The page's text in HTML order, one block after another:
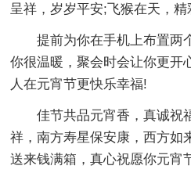
呈祥，岁岁平安;飞猴在天，精
提前为你在手机上布置两
你很温暖，聚会时会让你更开
人在元宵节更快乐幸福!
佳节共品元宵香，真诚祝
祥，南方寿星保安康，西方如
送来钱满箱，真心祝愿你元宵